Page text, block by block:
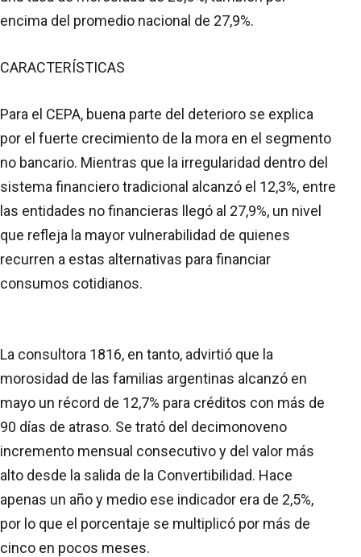
encima del promedio nacional de 27,9%.
CARACTERÍSTICAS
Para el CEPA, buena parte del deterioro se explica
por el fuerte crecimiento de la mora en el segmento
no bancario. Mientras que la irregularidad dentro del
sistema financiero tradicional alcanzó el 12,3%, entre
las entidades no financieras llegó al 27,9%, un nivel
que refleja la mayor vulnerabilidad de quienes
recurren a estas alternativas para financiar
consumos cotidianos.
La consultora 1816, en tanto, advirtió que la
morosidad de las familias argentinas alcanzó en
mayo un récord de 12,7% para créditos con más de
90 días de atraso. Se trató del decimonoveno
incremento mensual consecutivo y del valor más
alto desde la salida de la Convertibilidad. Hace
apenas un año y medio ese indicador era de 2,5%,
por lo que el porcentaje se multiplicó por más de
cinco en pocos meses.